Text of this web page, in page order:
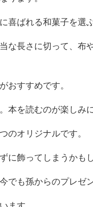
喜ばれる和菓子を選
な長さに切って、布
おすすめです。
本を読むのが楽しみ
のオリジナルです。
に飾ってしまうかも
でも孫からのプレゼ
ます。